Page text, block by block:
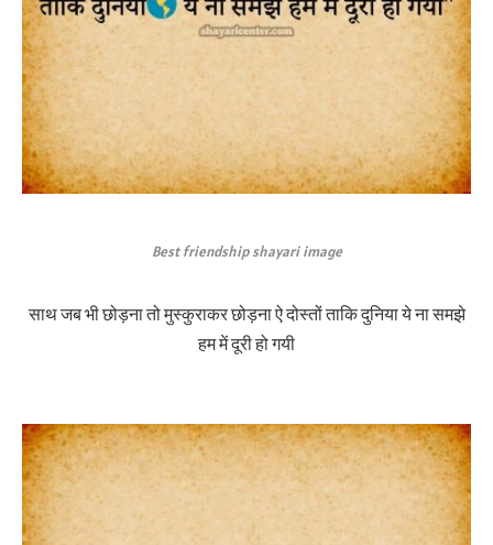
Best friendship shayari image
साथ जब भी छोड़ना तो मुस्कुराकर छोड़ना ऐ दोस्तों ताकि दुनिया ये ना समझे
हम में दूरी हो गयी